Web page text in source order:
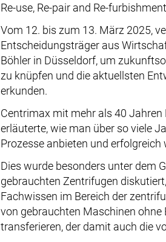
Re-use, Re-pair and Re-
Vom 12. bis zum 13. März 2025,
Entscheidungsträger aus
Böhler in Düsseldorf, um
zu knüpfen und die aktuellsten
erkunden.
Centrimax mit mehr als 40
erläuterte, wie man über so viele
Prozesse anbieten und erfolgreich
Dies wurde besonders unter dem
gebrauchten Zentrifugen
Fachwissen im Bereich der
von gebrauchten Maschinen ohne
transferieren, der damit auch die